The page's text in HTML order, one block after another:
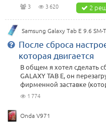
3 3 620 2
Samsung Galaxy Tab E 9.6 SM-
После сброса
которая двигается
В общем я хотел сделать
GALAXY TAB E, он
фирменной заставке
1 774
Onda V971